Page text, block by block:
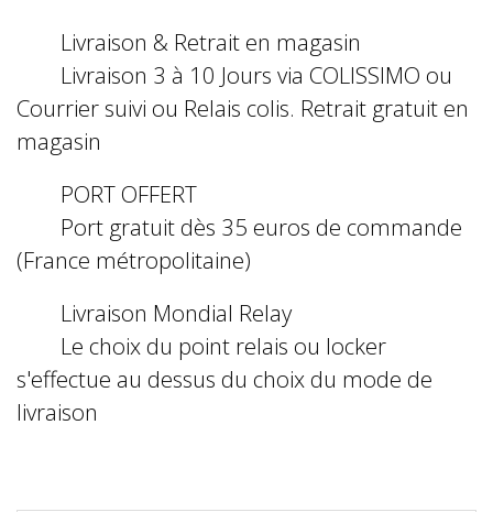
Livraison & Retrait en magasin
Livraison 3 à 10 Jours via COLISSIMO ou
Courrier suivi ou Relais colis. Retrait gratuit en
magasin
PORT OFFERT
Port gratuit dès 35 euros de commande
(France métropolitaine)
Livraison Mondial Relay
Le choix du point relais ou locker
s'effectue au dessus du choix du mode de
livraison